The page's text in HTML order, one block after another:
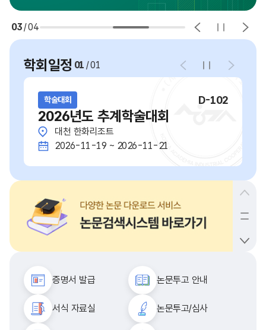
03/04
학회일정 01 /01
학술대회 D-102
2026년도 추계학술대회
대천 한화리조트
2026-11-19 ~ 2026-11-21
증명서 발급 논문투고 안내
서식 자료실 논문투고/심사